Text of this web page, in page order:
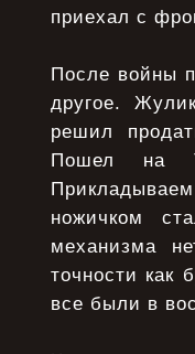
приехал с
После войны
другое.
решил
Пошел на
ножичком
механизма
точности как
все были в